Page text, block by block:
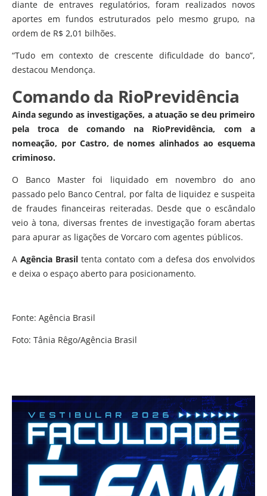
diante de entraves regulatórios, foram realizados novos
aportes em fundos estruturados pelo mesmo grupo, na
ordem de R$ 2,01 bilhões.
“Tudo em contexto de crescente dificuldade do banco”,
destacou Mendonça.
Comando da RioPrevidência
Ainda segundo as investigações, a atuação se deu primeiro
pela troca de comando na RioPrevidência, com a
nomeação, por Castro, de nomes alinhados ao esquema
criminoso.
O Banco Master foi liquidado em novembro do ano
passado pelo Banco Central, por falta de liquidez e suspeita
de fraudes financeiras reiteradas. Desde que o escândalo
veio à tona, diversas frentes de investigação foram abertas
para apurar as ligações de Vorcaro com agentes públicos.
AAgência Brasil tenta contato com a defesa dos envolvidos
e deixa o espaço aberto para posicionamento.
Fonte: Agência Brasil
Foto: Tânia Rêgo/Agência Brasil